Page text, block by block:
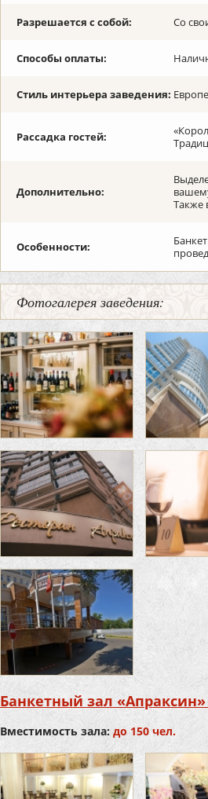
Разрешается с собой: Со
Способы оплаты:
Стиль интерьера заведения:
Рассадка гостей:
Дополнительно:
Также
Особенности:
Фотогалерея заведения:
Банкетный зал
Вместимость зала: до 150 чел.